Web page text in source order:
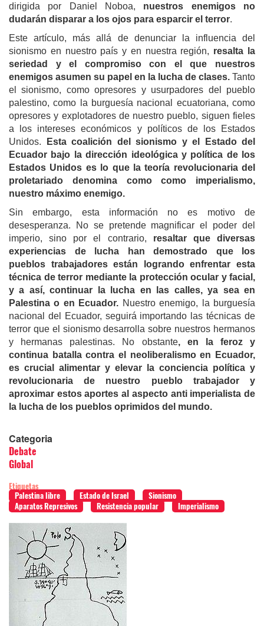
dirigida por Daniel Noboa, nuestros enemigos no
dudarán disparar a los ojos para esparcir el terror.
Este artículo, más allá de denunciar la influencia del
sionismo en nuestro país y en nuestra región, resalta la
seriedad y el compromiso con el que nuestros
enemigos asumen su papel en la lucha de clases. Tanto
el sionismo, como opresores y usurpadores del pueblo
palestino, como la burguesía nacional ecuatoriana, como
opresores y explotadores de nuestro pueblo, siguen fieles
a los intereses económicos y políticos de los Estados
Unidos.
Esta coalición del sionismo y el Estado del
Ecuador bajo la dirección ideológica y política de los
Estados Unidos es lo que la teoría revolucionaria del
proletariado denomina como como imperialismo,
nuestro máximo enemigo.
Sin embargo, esta información no es motivo de
desesperanza. No se pretende magnificar el poder del
imperio, sino por el contrario, resaltar que diversas
experiencias de lucha han demostrado que los
pueblos trabajadores están logrando enfrentar esta
técnica de terror mediante la protección ocular y facial,
y a así, continuar la lucha en las calles, ya sea en
Palestina o en Ecuador. Nuestro enemigo, la burguesía
nacional del Ecuador, seguirá importando las técnicas de
terror que el sionismo desarrolla sobre nuestros hermanos
y hermanas palestinas. No obstante, en la feroz y
continua batalla contra el neoliberalismo en Ecuador,
es crucial alimentar y elevar la conciencia política y
revolucionaria de nuestro pueblo trabajador y
aproximar estos aportes al aspecto anti imperialista de
la lucha de los pueblos oprimidos del mundo.
Categoria
Debate
Global
Etiquetas
Palestina libre
Estado de Israel
Sionismo
Aparatos Represivos
Resistencia popular Imperialismo